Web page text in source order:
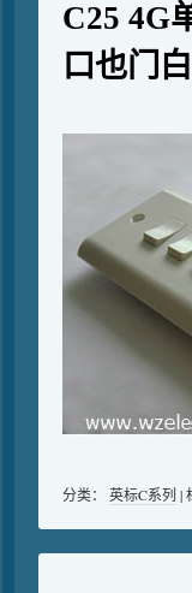
C25 4G
口也门
分类： 英标C系列 |